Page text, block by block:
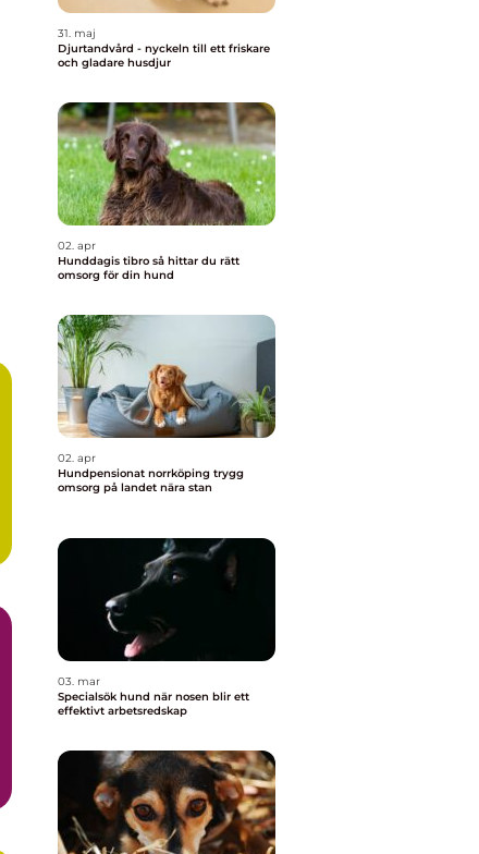
31. maj
Djurtandvård - nyckeln till ett friskare
och gladare husdjur
02. apr
Hunddagis tibro så hittar du rätt
omsorg för din hund
02. apr
Hundpensionat norrköping trygg
omsorg på landet nära stan
03. mar
Specialsök hund när nosen blir ett
effektivt arbetsredskap